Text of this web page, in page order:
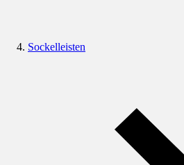
Sockelleisten